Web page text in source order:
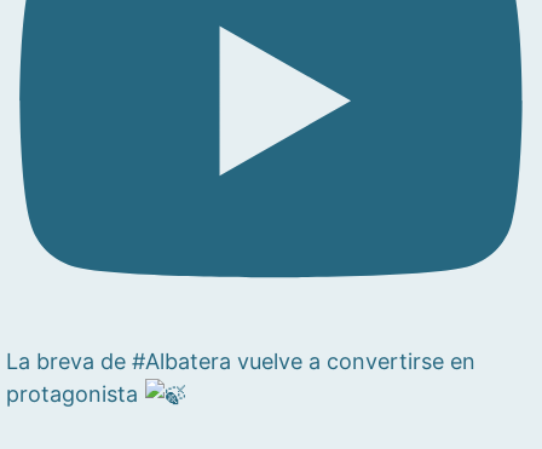
La breva de #Albatera vuelve a convertirse en
protagonista